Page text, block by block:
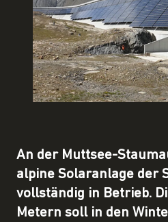
An der Muttsee-
alpine Solaranlage der
vollständig in Betrieb.
Metern soll in den